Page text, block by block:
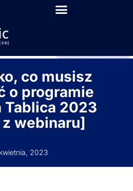
co musisz
o programie
2023
webinaru]
2023